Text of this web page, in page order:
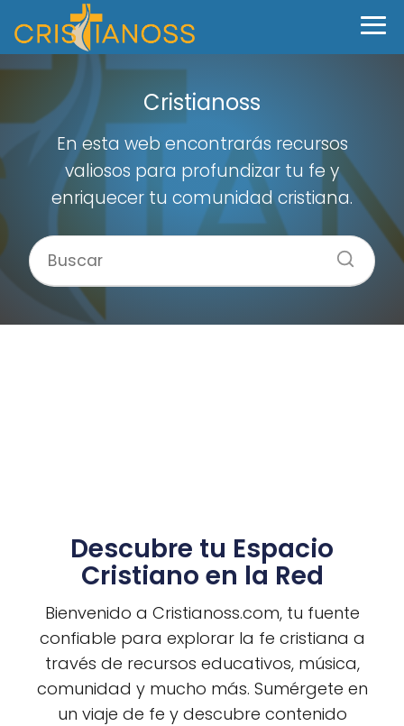
Cristianoss
En esta web encontrarás recursos
valiosos para profundizar tu fe y
enriquecer tu comunidad cristiana.
Descubre tu Espacio
Cristiano en la Red
Bienvenido a Cristianoss.com, tu fuente
confiable para explorar la fe cristiana a
través de recursos educativos, música,
comunidad y mucho más. Sumérgete en
un viaje de fe y descubre contenido